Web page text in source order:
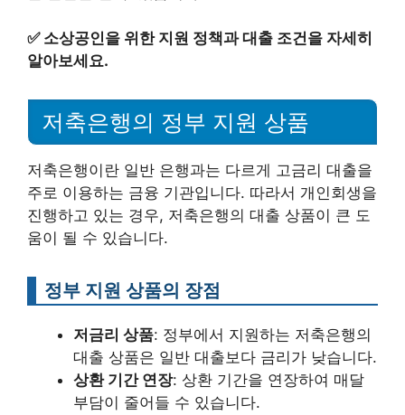
✅ 소상공인을 위한 지원 정책과 대출 조건을 자세히
알아보세요.
저축은행의 정부 지원 상품
저축은행이란 일반 은행과는 다르게 고금리 대출을
주로 이용하는 금융 기관입니다. 따라서 개인회생을
진행하고 있는 경우, 저축은행의 대출 상품이 큰 도
움이 될 수 있습니다.
정부 지원 상품의 장점
저금리 상품: 정부에서 지원하는 저축은행의
대출 상품은 일반 대출보다 금리가 낮습니다.
상환 기간 연장: 상환 기간을 연장하여 매달
부담이 줄어들 수 있습니다.